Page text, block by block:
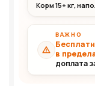
Корм 15+ кг,
ВАЖНО
в
доплата